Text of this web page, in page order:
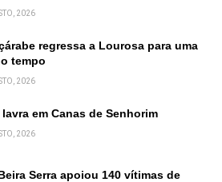
2026
regressa a Lourosa para uma
tempo
2026
em Canas de Senhorim
2026
Serra apoiou 140 vítimas de